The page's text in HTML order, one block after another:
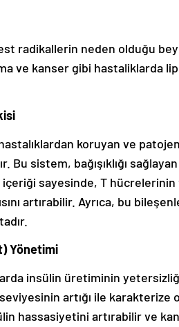
radikallerin neden olduğu
ve kanser gibi hastaliklarda
koruyan ve
Bu sistem, bağışıklığı
sayesinde, T hücrelerinin
artırabilir. Ayrıca, bu
Yönetimi
insülin üretiminin
artığı ile karakterize
hassasiyetini artırabilir ve